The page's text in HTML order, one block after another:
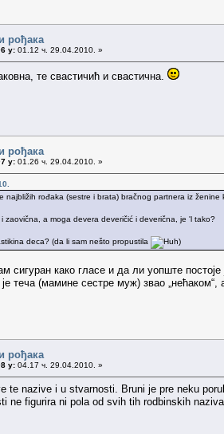
рођака
у: 01.12 ч. 29.04.2010. »
те свастичић и свастична.
рођака
у: 01.26 ч. 29.04.2010. »
najbližih rođaka (sestre i brata) bračnog partnera iz ženine
zaovična, a moga devera deveričić i deverična, je 'l tako?
deca? (da li sam nešto propustila )
сигуран како гласе и да ли уопште
теча (мамине сестре муж) звао
рођака
у: 04.17 ч. 29.04.2010. »
te nazive i u stvarnosti. Bruni je pre neku
ne figurira ni pola od svih tih rodbinskih